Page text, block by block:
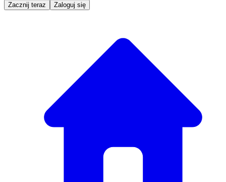
Zacznij teraz Zaloguj się